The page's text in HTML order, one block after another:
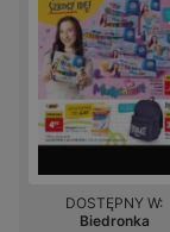
DOSTĘPNY W:
Biedronka